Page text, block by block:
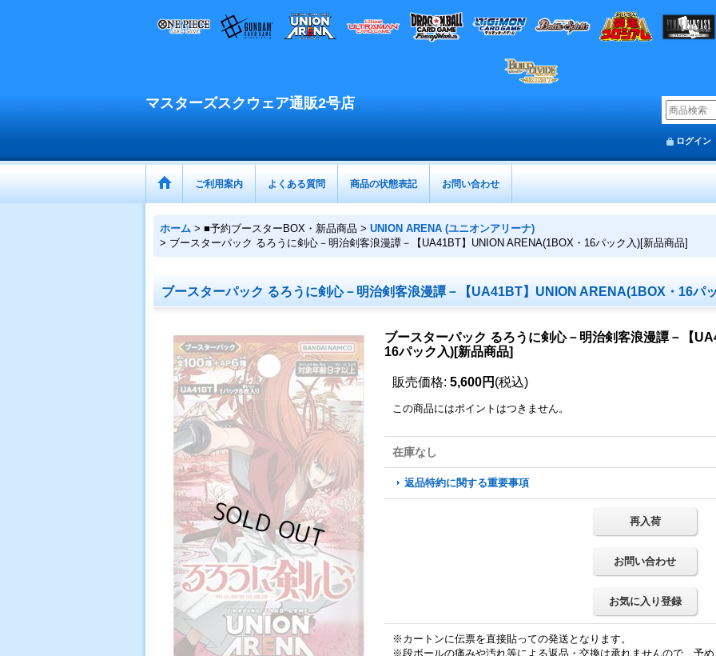
マスターズスクウェア通販2号店
ログイン
ご利用案内 よくある質問 商品の状態表記 お問い合わせ
ホーム > ■予約ブースターBOX・新品商品 > UNION ARENA (ユニオンアリーナ)
> ブースターパック るろうに剣心－明治剣客浪漫譚－【UA41BT】UNION ARENA(1BOX・16パック入)[新品商品]
ブースターパック るろうに剣心－明治剣客浪漫譚－【UA41BT】UNION ARENA(1BOX・16パ
ブースターパック るろうに剣心－明治剣客浪漫譚－【
16パック入)[新品商品]
販売価格: 5,600円 (税込)
この商品にはポイントはつきません。
在庫なし
返品特約に関する重要事項
再入荷
お問い合わせ
お気に入り登録
※カートンに伝票を直接貼っての発送となります。
※段ボールの痛みや汚れ等による返品・交換は承れませんので、予め